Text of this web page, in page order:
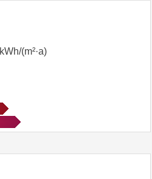
kWh/(m²·a)